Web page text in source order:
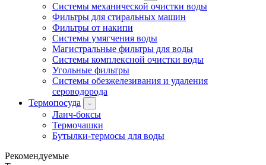
Системы механической очистки воды
Фильтры для стиральных машин
Фильтры от накипи
Системы умягчения воды
Магистральные фильтры для воды
Системы комплексной очистки воды
Угольные фильтры
Системы обезжелезивания и удаления
сероводорода
Термопосуда
Ланч-боксы
Термочашки
Бутылки-термосы для воды
Рекомендуемые